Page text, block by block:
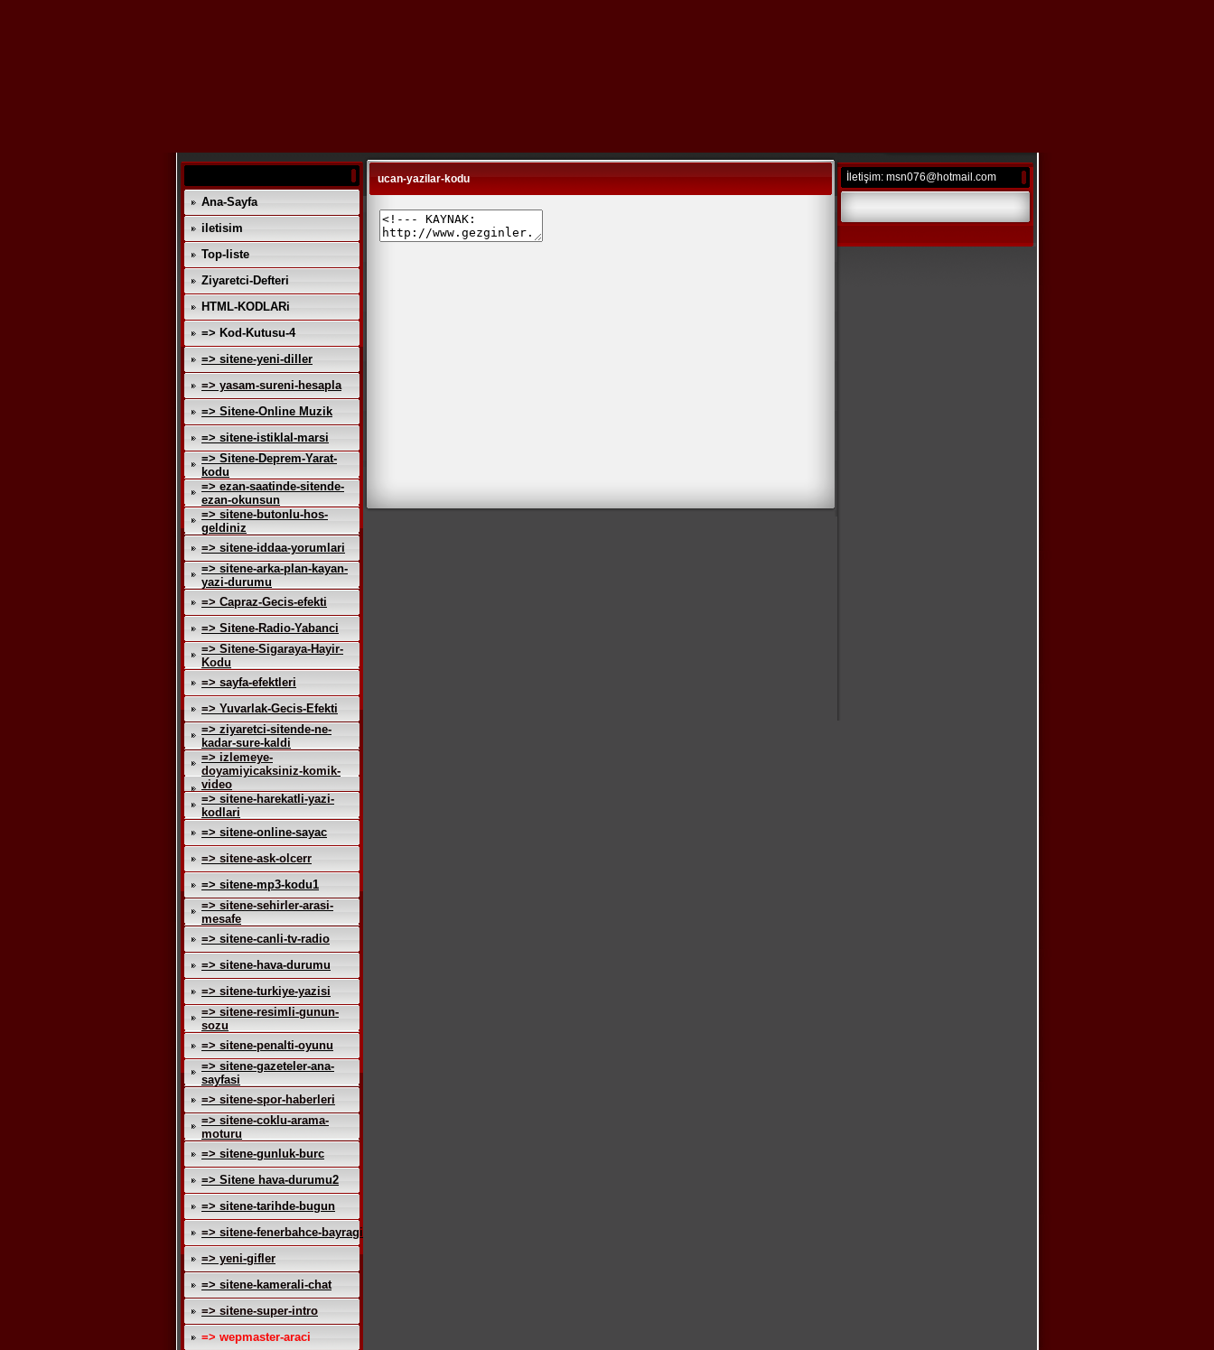
Ana-Sayfa
iletisim
Top-liste
Ziyaretci-Defteri
HTML-KODLARi
=> Kod-Kutusu-4
=> sitene-yeni-diller
=> yasam-sureni-hesapla
=> Sitene-Online Muzik
=> sitene-istiklal-marsi
=> Sitene-Deprem-Yarat-
kodu
=> ezan-saatinde-sitende-
ezan-okunsun
=> sitene-butonlu-hos-
geldiniz
=> sitene-iddaa-yorumlari
=> sitene-arka-plan-kayan-
yazi-durumu
=> Capraz-Gecis-efekti
=> Sitene-Radio-Yabanci
=> Sitene-Sigaraya-Hayir-
Kodu
=> sayfa-efektleri
=> Yuvarlak-Gecis-Efekti
=> ziyaretci-sitende-ne-
kadar-sure-kaldi
=> izlemeye-
doyamiyicaksiniz-komik-
video
=> sitene-harekatli-yazi-
kodlari
=> sitene-online-sayac
=> sitene-ask-olcerr
=> sitene-mp3-kodu1
=> sitene-sehirler-arasi-
mesafe
=> sitene-canli-tv-radio
=> sitene-hava-durumu
=> sitene-turkiye-yazisi
=> sitene-resimli-gunun-
sozu
=> sitene-penalti-oyunu
=> sitene-gazeteler-ana-
sayfasi
=> sitene-spor-haberleri
=> sitene-coklu-arama-
moturu
=> sitene-gunluk-burc
=> Sitene hava-durumu2
=> sitene-tarihde-bugun
=> sitene-fenerbahce-bayragi
=> yeni-gifler
=> sitene-kamerali-chat
=> sitene-super-intro
=> wepmaster-araci
ucan-yazilar-kodu İletişim: msn076@hotmail.com